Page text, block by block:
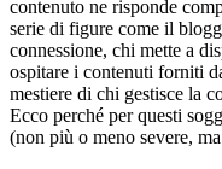
contenuto ne risponde
serie di figure come il
connessione, chi mette a
ospitare i contenuti forniti
mestiere di chi gestisce la
Ecco perché per questi
(non più o meno severe,